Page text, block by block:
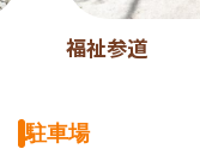
福祉参道
駐車場